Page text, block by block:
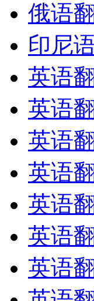
俄语
印尼
英语
英语
英语
英语
英语
英语
英语